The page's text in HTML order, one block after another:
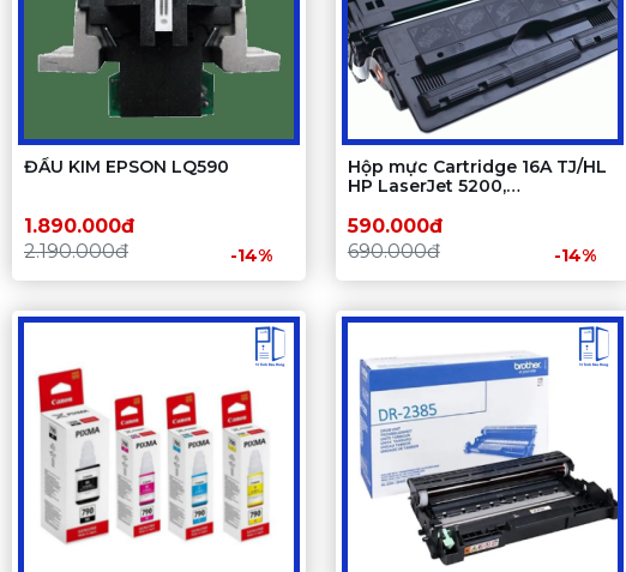
ĐẦU KIM EPSON LQ590
1.890.000đ
2.190.000đ
-14%
Hộp mực Cartridge 16A TJ/HL
HP LaserJet 5200,
590.000đ
690.000đ
-14%